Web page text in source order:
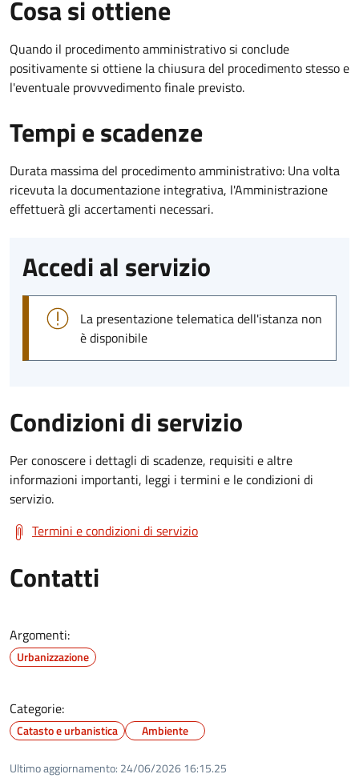
Cosa si ottiene
Quando il procedimento amministrativo si conclude
positivamente si ottiene la chiusura del procedimento stesso e
l'eventuale provvvedimento finale previsto.
Tempi e scadenze
Durata massima del procedimento amministrativo: Una volta
ricevuta la documentazione integrativa, l'Amministrazione
effettuerà gli accertamenti necessari.
Accedi al servizio
La presentazione telematica dell'istanza non
è disponibile
Condizioni di servizio
Per conoscere i dettagli di scadenze, requisiti e altre
informazioni importanti, leggi i termini e le condizioni di
servizio.
Termini e condizioni di servizio
Contatti
Argomenti:
Urbanizzazione
Categorie:
Catasto e urbanistica Ambiente
Ultimo aggiornamento: 24/06/2026 16:15.25